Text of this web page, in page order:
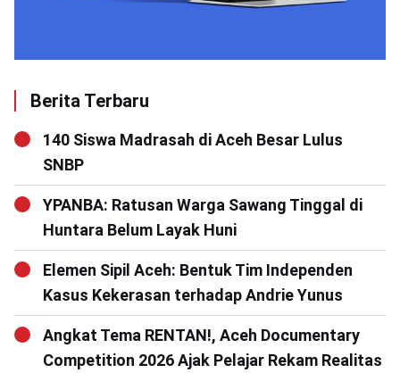
Berita Terbaru
140 Siswa Madrasah di Aceh Besar Lulus
SNBP
YPANBA: Ratusan Warga Sawang Tinggal di
Huntara Belum Layak Huni
Elemen Sipil Aceh: Bentuk Tim Independen
Kasus Kekerasan terhadap Andrie Yunus
Angkat Tema RENTAN!, Aceh Documentary
Competition 2026 Ajak Pelajar Rekam Realitas